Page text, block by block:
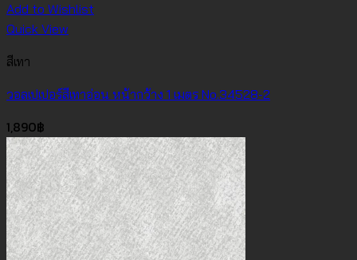
Add to Wishlist
Quick View
สีเทา
วอลเปเปอร์สีเทาอ่อน หน้ากว้าง 1 เมตร No.34528-2
1,890฿